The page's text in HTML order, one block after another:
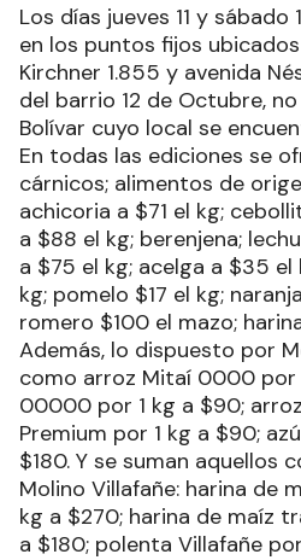
Los días jueves 11 y
en los puntos fijos
Kirchner 1.855 y avenida
del barrio 12 de Octubre,
Bolívar cuyo local se
En todas las ediciones se
cárnicos; alimentos de
achicoria a $71 el kg;
a $88 el kg; berenjena;
a $75 el kg; acelga a $35
kg; pomelo $17 el kg;
romero $100 el mazo;
Además, lo dispuesto por
como arroz Mitaí 0000 por
00000 por 1 kg a $90;
Premium por 1 kg a $90;
$180. Y se suman aquellos
Molino Villafañe: harina de
kg a $270; harina de maíz
a $180; polenta Villafañe